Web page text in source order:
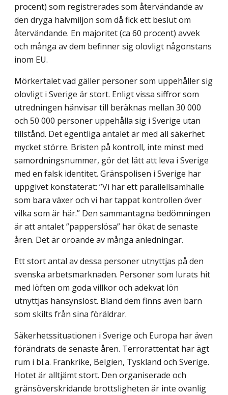
procent) som registrerades som återvändande av
den dryga halvmiljon som då fick ett beslut om
återvändande. En majoritet (ca 60 procent) avvek
och många av dem befinner sig olovligt någonstans
inom EU.
Mörkertalet vad gäller personer som uppehåller sig
olovligt i Sverige är stort. Enligt vissa siffror som
utredningen hänvisar till beräknas mellan 30 000
och 50 000 personer uppehålla sig i Sverige utan
tillstånd. Det egentliga antalet är med all säkerhet
mycket större. Bristen på kontroll, inte minst med
samordningsnummer, gör det lätt att leva i Sverige
med en falsk identitet. Gränspolisen i Sverige har
uppgivet konstaterat: ”Vi har ett parallellsamhälle
som bara växer och vi har tappat kontrollen över
vilka som är här.” Den sammantagna bedömningen
är att antalet ”papperslösa” har ökat de senaste
åren. Det är oroande av många anledningar.
Ett stort antal av dessa personer utnyttjas på den
svenska arbetsmarknaden. Personer som lurats hit
med löften om goda villkor och adekvat lön
utnyttjas hänsynslöst. Bland dem finns även barn
som skilts från sina föräldrar.
Säkerhetssituationen i Sverige och Europa har även
förändrats de senaste åren. Terrorattentat har ägt
rum i bl.a. Frankrike, Belgien, Tyskland och Sverige.
Hotet är alltjämt stort. Den organiserade och
gränsöverskridande brottsligheten är inte ovanlig